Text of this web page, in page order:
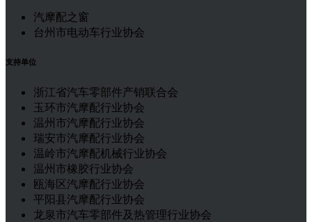
汽摩配之窗
台州市电动车行业协会
支持单位
浙江省汽车零部件产销联合会
玉环市汽摩配行业协会
温州市汽摩配行业协会
瑞安市汽摩配行业协会
温岭市汽摩配机械行业协会
温州市橡胶行业协会
瓯海区汽摩配行业协会
平阳县汽摩配行业协会
龙泉市汽车零部件及热管理行业协会